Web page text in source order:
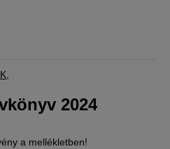
2024
a mellékletben!